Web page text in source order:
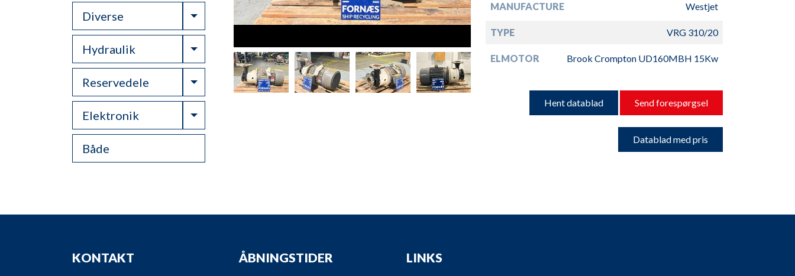
Diverse Toggle Dropdown
Hydraulik Toggle Dropdown
Reservedele Toggle Dropdown
Elektronik Toggle Dropdown
Både
MANUFACTURE Westjet
TYPE VRG 310/20
ELMOTOR Brook Crompton UD160MBH 15Kw
Hent datablad Send forespørgsel
Datablad med pris
KONTAKT ÅBNINGSTIDER LINKS